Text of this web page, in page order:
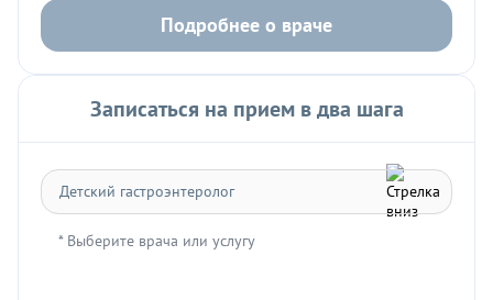
Подробнее о враче
Записаться на прием в два шага
* Выберите врача или услугу